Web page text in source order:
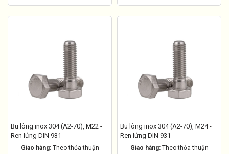
Bu lông inox 304 (A2-70), M22 -
Ren lửng DIN 931
Giao hàng: Theo thỏa thuận
Bu lông inox 304 (A2-70), M24 -
Ren lửng DIN 931
Giao hàng: Theo thỏa thuận